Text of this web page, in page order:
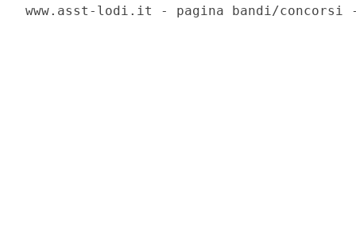
www.asst-lodi.it - pagina bandi/